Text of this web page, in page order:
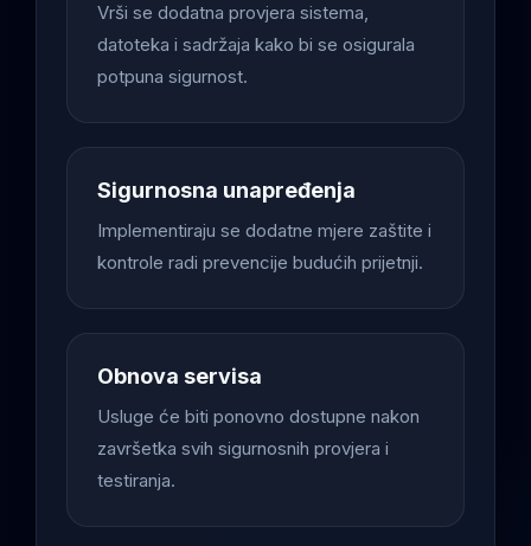
Vrši se dodatna provjera sistema,
datoteka i sadržaja kako bi se osigurala
potpuna sigurnost.
Sigurnosna unapređenja
Implementiraju se dodatne mjere zaštite i
kontrole radi prevencije budućih prijetnji.
Obnova servisa
Usluge će biti ponovno dostupne nakon
završetka svih sigurnosnih provjera i
testiranja.